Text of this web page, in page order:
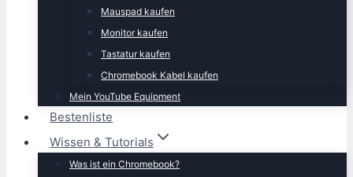
Mauspad kaufen
Monitor kaufen
Tastatur kaufen
Chromebook Kabel kaufen
Mein YouTube Equipment
Bestenliste
Wissen & Tutorials
Was ist ein Chromebook?